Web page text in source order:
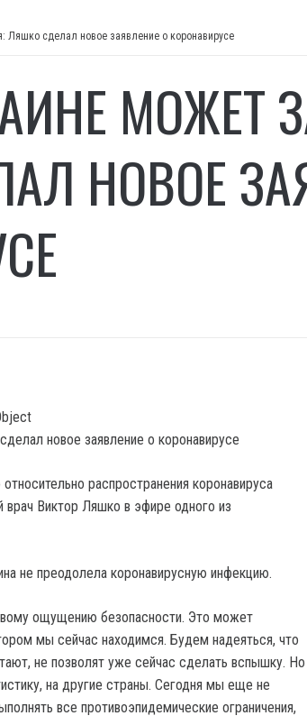
Ляшко сделал новое заявление о коронавирусе
МОЖЕТ
НОВОЕ
распространения коронавируса
врач Виктор Ляшко в эфире одного из
не преодолела коронавирусную инфекцию.
ощущению безопасности. Это может
мы сейчас находимся. Будем надеяться, что
не позволят уже сейчас сделать вспышку. Но
на другие страны. Сегодня мы еще не
все противоэпидемические ограничения,